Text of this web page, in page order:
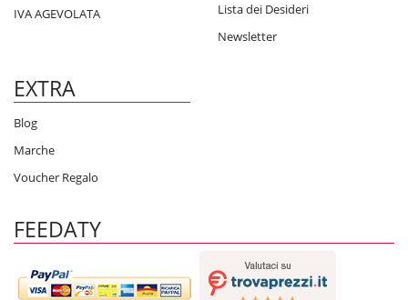
IVA AGEVOLATA
Lista dei Desideri
Newsletter
EXTRA
Blog
Marche
Voucher Regalo
FEEDATY